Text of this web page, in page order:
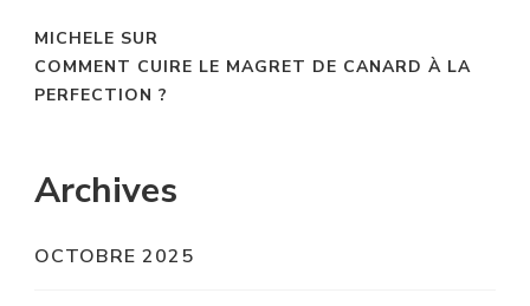
MICHELE SUR
COMMENT CUIRE LE MAGRET DE CANARD À LA
PERFECTION ?
Archives
OCTOBRE 2025